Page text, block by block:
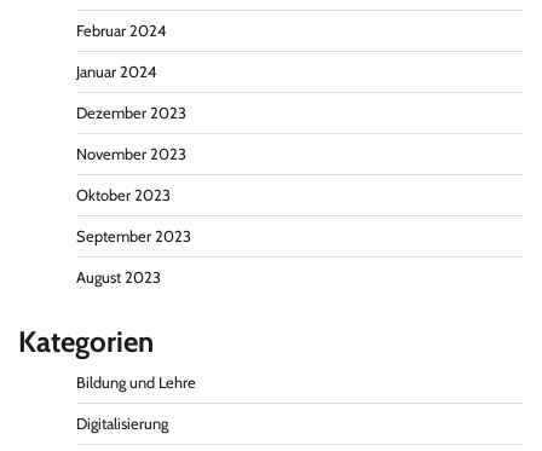
Februar 2024
Januar 2024
Dezember 2023
November 2023
Oktober 2023
September 2023
August 2023
Kategorien
Bildung und Lehre
Digitalisierung